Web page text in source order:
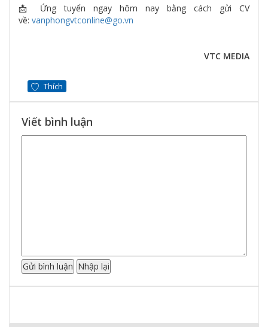
📩 Ứng tuyển ngay hôm nay bằng cách gửi CV
về: vanphongvtconline@go.vn
VTC MEDIA
Thích
Viết bình luận